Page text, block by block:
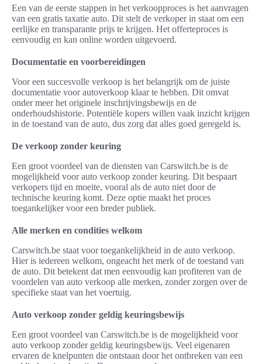
Een van de eerste stappen in het verkoopproces is het aanvragen
van een gratis taxatie auto. Dit stelt de verkoper in staat om een
eerlijke en transparante prijs te krijgen. Het offerteproces is
eenvoudig en kan online worden uitgevoerd.
Documentatie en voorbereidingen
Voor een succesvolle verkoop is het belangrijk om de juiste
documentatie voor autoverkoop klaar te hebben. Dit omvat
onder meer het originele inschrijvingsbewijs en de
onderhoudshistorie. Potentiële kopers willen vaak inzicht krijgen
in de toestand van de auto, dus zorg dat alles goed geregeld is.
De verkoop zonder keuring
Een groot voordeel van de diensten van Carswitch.be is de
mogelijkheid voor auto verkoop zonder keuring. Dit bespaart
verkopers tijd en moeite, vooral als de auto niet door de
technische keuring komt. Deze optie maakt het proces
toegankelijker voor een breder publiek.
Alle merken en condities welkom
Carswitch.be staat voor toegankelijkheid in de auto verkoop.
Hier is iedereen welkom, ongeacht het merk of de toestand van
de auto. Dit betekent dat men eenvoudig kan profiteren van de
voordelen van auto verkoop alle merken, zonder zorgen over de
specifieke staat van het voertuig.
Auto verkoop zonder geldig keuringsbewijs
Een groot voordeel van Carswitch.be is de mogelijkheid voor
auto verkoop zonder geldig keuringsbewijs. Veel eigenaren
ervaren de knelpunten die ontstaan door het ontbreken van een